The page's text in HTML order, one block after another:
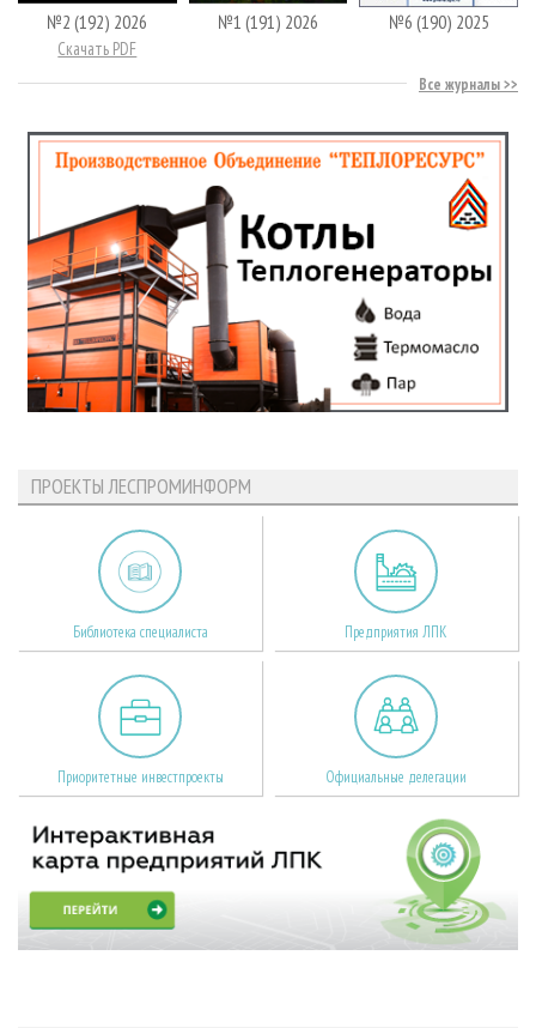
№2 (192) 2026
Скачать PDF
№1 (191) 2026 №6 (190) 2025
Все журналы
ПРОЕКТЫ ЛЕСПРОМИНФОРМ
Библиотека специалиста Предприятия ЛПК
Приоритетные инвестпроекты Официальные делегации